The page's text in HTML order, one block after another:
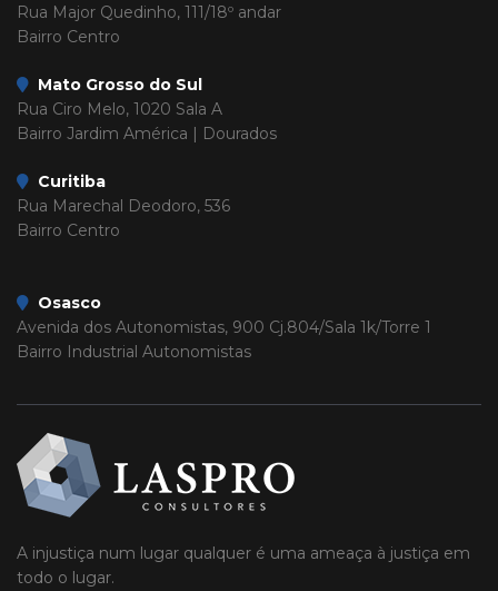
Rua Major Quedinho, 111/18º andar
Bairro Centro
Mato Grosso do Sul
Rua Ciro Melo, 1020 Sala A
Bairro Jardim América | Dourados
Curitiba
Rua Marechal Deodoro, 536
Bairro Centro
Osasco
Avenida dos Autonomistas, 900 Cj.804/Sala 1k/Torre 1
Bairro Industrial Autonomistas
A injustiça num lugar qualquer é uma ameaça à justiça em
todo o lugar.